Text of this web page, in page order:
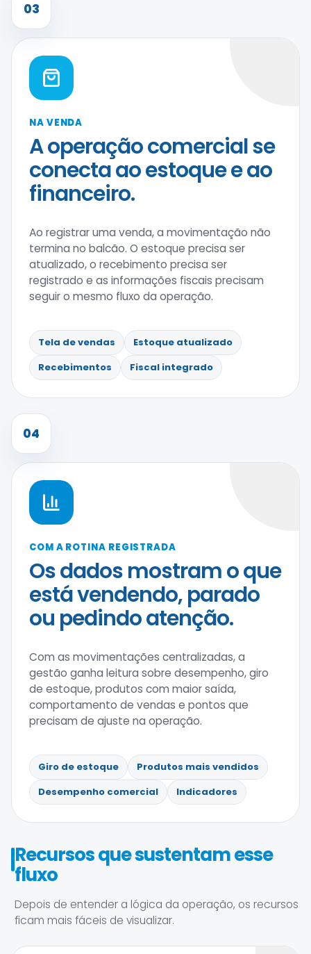
03
NA VENDA
A operação comercial se
conecta ao estoque e ao
financeiro.
Ao registrar uma venda, a movimentação não
termina no balcão. O estoque precisa ser
atualizado, o recebimento precisa ser
registrado e as informações fiscais precisam
seguir o mesmo fluxo da operação.
Tela de vendas
Estoque atualizado
Recebimentos
Fiscal integrado
04
COM A ROTINA REGISTRADA
Os dados mostram o que
está vendendo, parado
ou pedindo atenção.
Com as movimentações centralizadas, a
gestão ganha leitura sobre desempenho, giro
de estoque, produtos com maior saída,
comportamento de vendas e pontos que
precisam de ajuste na operação.
Giro de estoque
Produtos mais vendidos
Desempenho comercial
Indicadores
Recursos que sustentam esse
fluxo
Depois de entender a lógica da operação, os recursos
ficam mais fáceis de visualizar.